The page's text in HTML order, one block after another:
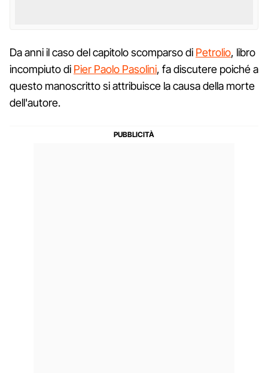
Da anni il caso del capitolo scomparso di Petrolio, libro
incompiuto di Pier Paolo Pasolini, fa discutere poiché a
questo manoscritto si attribuisce la causa della morte
dell'autore.